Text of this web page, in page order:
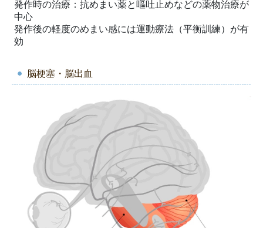
発作時の治療：抗めまい薬と嘔吐止めなどの薬物治療が
中心
発作後の軽度のめまい感には運動療法（平衡訓練）が有
効
脳梗塞・脳出血